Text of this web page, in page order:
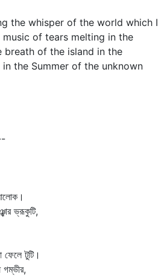
the whisper of the world which I
of tears melting in the
breath of the island in the
the Summer of the unknown
ভ্রূকুটি,
ফেলে টুটি।